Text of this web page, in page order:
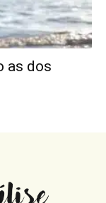
as dos